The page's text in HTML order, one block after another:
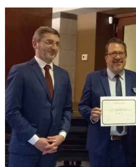
cultura.tania_.jpeg